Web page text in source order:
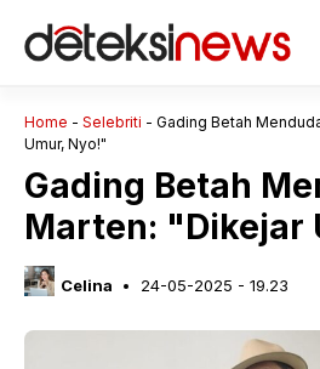
Home - Selebriti - Gading Betah
Umur, Nyo!"
Gading Betah
Marten: "Dikejar
Celina 24-05-2025 - 19.23